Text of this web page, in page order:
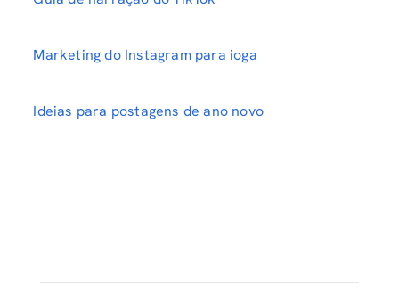
Marketing do Instagram para ioga
Ideias para postagens de ano novo